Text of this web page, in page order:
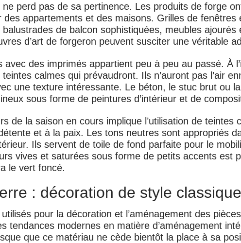
ne perd pas de sa pertinence. Les produits de forge
des appartements et des maisons. Grilles de
balustrades de balcon sophistiquées, meubles
d’art de forgeron peuvent susciter une véritable
avec des imprimés appartient peu à peu au passé. À
calmes qui prévaudront. Ils n’auront pas l’air
une texture intéressante. Le béton, le stuc brut ou
sous forme de peintures d’intérieur et de
de la saison en cours implique l’utilisation de teintes
et à la paix. Les tons neutres sont appropriés
Ils servent de toile de fond parfaite pour le
vives et saturées sous forme de petits accents est
le vert foncé.
: décoration de style
pour la décoration et l’aménagement des
tendances modernes en matière d’aménagement
que ce matériau ne cède bientôt la place à sa